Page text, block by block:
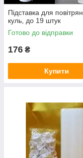
Підставка для
куль, до 19 штук
Готово до відправки
176 ₴
Купити